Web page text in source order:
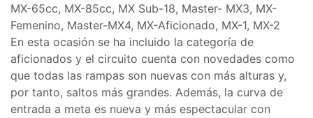
MX-65cc, MX-85cc, MX Sub-18, Master- MX3, MX-
Femenino, Master-MX4, MX-Aficionado, MX-1, MX-2
En esta ocasión se ha incluido la categoría de
aficionados y el circuito cuenta con novedades como
que todas las rampas son nuevas con más alturas y,
por tanto, saltos más grandes. Además, la curva de
entrada a meta es nueva y más espectacular con